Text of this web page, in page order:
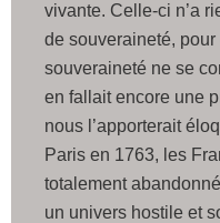
vivante. Celle-ci n’a
de souveraineté,
souveraineté ne se
en fallait encore une
nous l’apporterait
Paris en 1763, les
totalement
un univers hostile et